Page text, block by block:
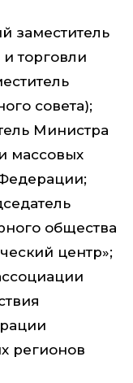
заместитель
торговли
совета);
Министра
массовых
общества
центр»;
регионов